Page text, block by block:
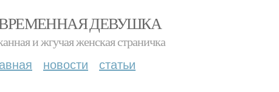
ДЕВУШКА
и жгучая женская страничка
новости статьи